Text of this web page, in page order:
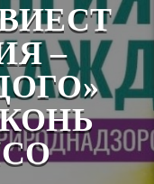
–